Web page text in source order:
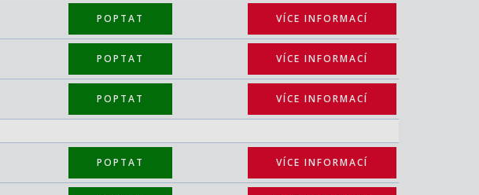
POPTAT VÍCE INFORMACÍ
POPTAT VÍCE INFORMACÍ
POPTAT VÍCE INFORMACÍ
POPTAT VÍCE INFORMACÍ